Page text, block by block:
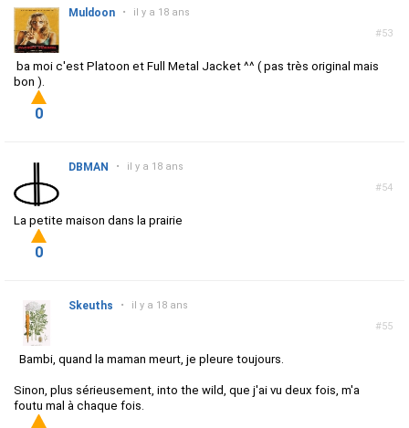
#53
Muldoon • il y a 18 ans
ba moi c'est Platoon et Full Metal Jacket ^^ ( pas très original mais
bon ).
0
#54
DBMAN • il y a 18 ans
La petite maison dans la prairie
0
#55
Skeuths • il y a 18 ans
Bambi, quand la maman meurt, je pleure toujours.
Sinon, plus sérieusement, into the wild, que j'ai vu deux fois, m'a
foutu mal à chaque fois.